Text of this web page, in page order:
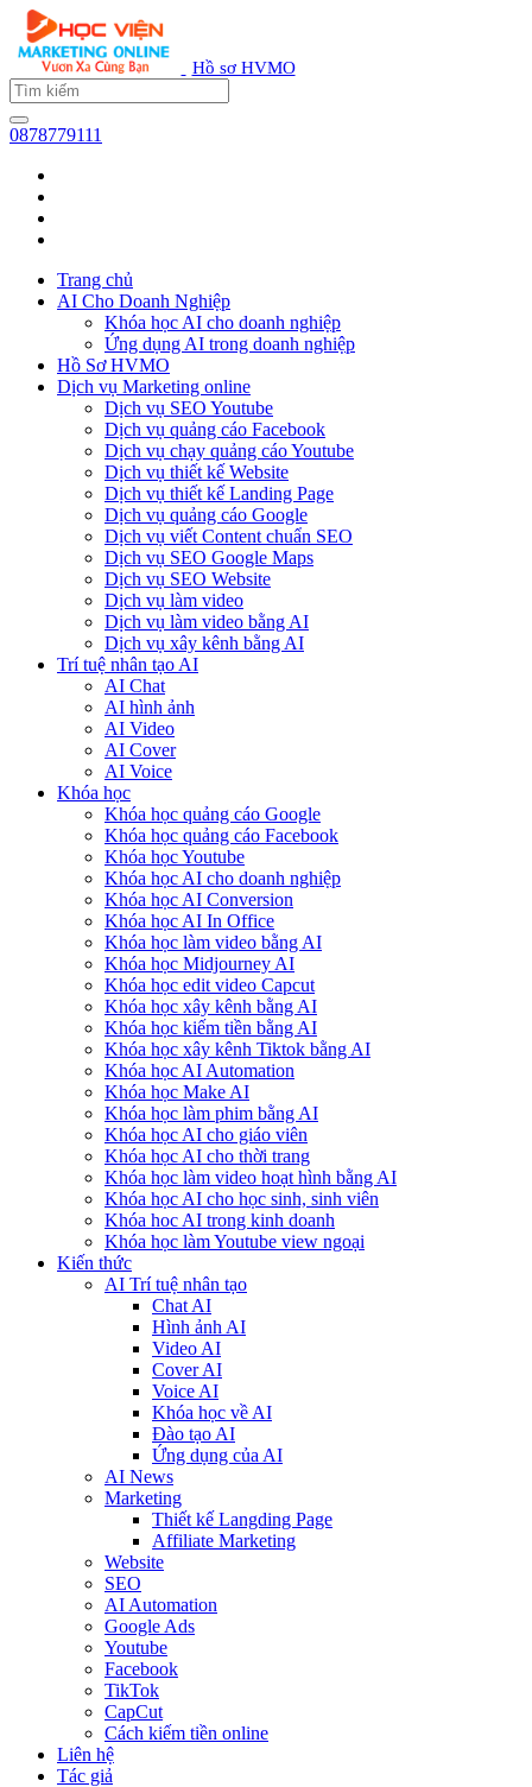
Hồ sơ HVMO
0878779111
Trang chủ
AI Cho Doanh Nghiệp
Khóa học AI cho doanh nghiệp
Ứng dụng AI trong doanh nghiệp
Hồ Sơ HVMO
Dịch vụ Marketing online
Dịch vụ SEO Youtube
Dịch vụ quảng cáo Facebook
Dịch vụ chạy quảng cáo Youtube
Dịch vụ thiết kế Website
Dịch vụ thiết kế Landing Page
Dịch vụ quảng cáo Google
Dịch vụ viết Content chuẩn SEO
Dịch vụ SEO Google Maps
Dịch vụ SEO Website
Dịch vụ làm video
Dịch vụ làm video bằng AI
Dịch vụ xây kênh bằng AI
Trí tuệ nhân tạo AI
AI Chat
AI hình ảnh
AI Video
AI Cover
AI Voice
Khóa học
Khóa học quảng cáo Google
Khóa học quảng cáo Facebook
Khóa học Youtube
Khóa học AI cho doanh nghiệp
Khóa học AI Conversion
Khóa học AI In Office
Khóa học làm video bằng AI
Khóa học Midjourney AI
Khóa học edit video Capcut
Khóa học xây kênh bằng AI
Khóa học kiếm tiền bằng AI
Khóa học xây kênh Tiktok bằng AI
Khóa học AI Automation
Khóa học Make AI
Khóa học làm phim bằng AI
Khóa học AI cho giáo viên
Khóa học AI cho thời trang
Khóa học làm video hoạt hình bằng AI
Khóa học AI cho học sinh, sinh viên
Khóa hoc AI trong kinh doanh
Khóa học làm Youtube view ngoại
Kiến thức
AI Trí tuệ nhân tạo
Chat AI
Hình ảnh AI
Video AI
Cover AI
Voice AI
Khóa học về AI
Đào tạo AI
Ứng dụng của AI
AI News
Marketing
Thiết kế Langding Page
Affiliate Marketing
Website
SEO
AI Automation
Google Ads
Youtube
Facebook
TikTok
CapCut
Cách kiếm tiền online
Liên hệ
Tác giả